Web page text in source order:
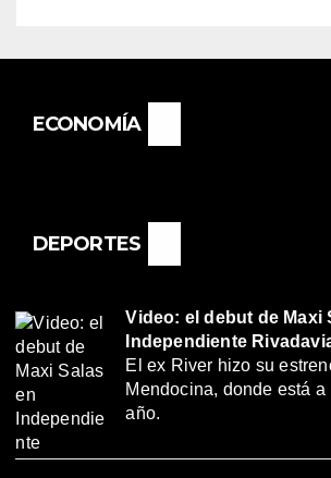
ECONOMÍA
DEPORTES
Video: el debut de Maxi
Independiente
El ex River hizo su
Mendocina, donde está a
año.